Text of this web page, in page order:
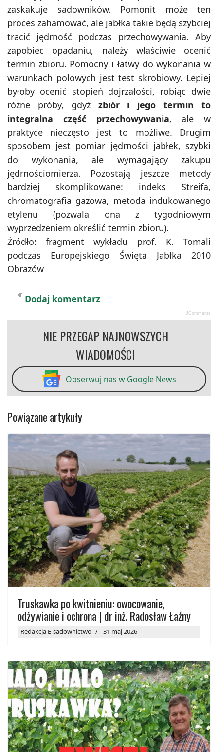
zaskakuje sadowników. Pomonit może ten
proces zahamować, ale jabłka takie będą szybciej
tracić jędrność podczas przechowywania. Aby
zapobiec opadaniu, należy właściwie ocenić
termin zbioru. Pomocny i łatwy do wykonania w
warunkach polowych jest test skrobiowy. Lepiej
byłoby ocenić stopień dojrzałości, robiąc dwie
różne próby, gdyż zbiór i jego termin to
integralna część przechowywania, ale w
praktyce nieczęsto jest to możliwe. Drugim
sposobem jest pomiar jędrności jabłek, szybki
do wykonania, ale wymagający zakupu
jędrnościomierza. Pozostają jeszcze metody
bardziej skomplikowane: indeks Streifa,
chromatografia gazowa, metoda indukowanego
etylenu (pozwala ona z tygodniowym
wyprzedzeniem określić termin zbioru).
Źródło: fragment wykładu prof. K. Tomali
podczas Europejskiego Święta Jabłka 2010
Obrazów
Dodaj komentarz
JComments
NIE PRZEGAP NAJNOWSZYCH
WIADOMOŚCI
Obserwuj nas w Google News
Powiązane artykuły
Truskawka po kwitnieniu: owocowanie,
odżywianie i ochrona | dr inż. Radosław Łaźny
Redakcja E-sadownictwo 31 maj 2026